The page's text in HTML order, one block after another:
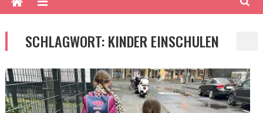
SCHLAGWORT:KINDER EINSCHULEN